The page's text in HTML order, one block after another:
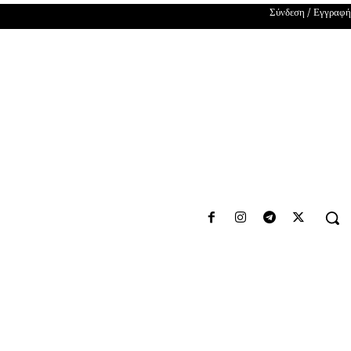
Σύνδεση / Εγγραφή